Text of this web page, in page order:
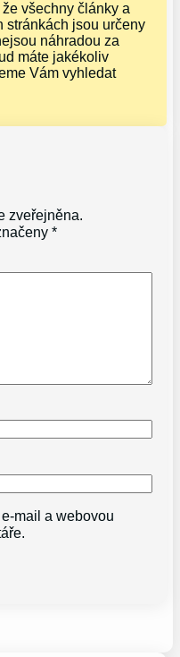
všechny články a
stránkách jsou určeny
náhradou za
máte jakékoliv
Vám vyhledat
zveřejněna.
*
mail a webovou